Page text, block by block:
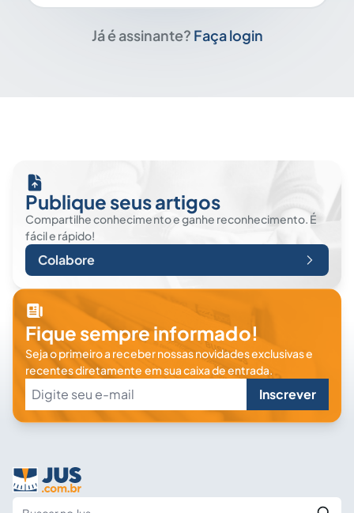
Já é assinante? Faça login
Publique seus artigos
Compartilhe conhecimento e ganhe reconhecimento. É
fácil e rápido!
Colabore
Fique sempre informado!
Seja o primeiro a receber nossas novidades exclusivas e
recentes diretamente em sua caixa de entrada.
Inscrever